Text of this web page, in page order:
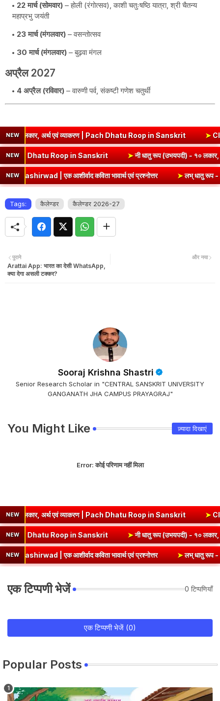
22 मार्च (सोमवार) – होली (रंगोत्सव), काशी चतुःषष्ठि यात्रा, श्री चैतन्य
महाप्रभु जयंती
23 मार्च (मंगलवार) – वसन्तोत्सव
30 मार्च (मंगलवार) – बुढ़वा मंगल
अप्रैल 2027
4 अप्रैल (रविवार) – वारुणी पर्व, संकष्टी गणेश चतुर्थी
NEWएवं व्याकरण | Pach Dhatu Roop in Sanskrit ➤Class 6
NEWअर्थ एवं व्याकरण | Hri Dhatu Roop in Sanskrit ➤नी धातु रूप
NEW
आशीर्वाद कविता भावार्थ एवं प्रश्नोत्तर ➤लभ् धातु रूप - १० लकार,
Tags: कैलेण्डर कैलेण्डर 2026-27
और नया
पुराने
Arattai App: भारत का देसी WhatsApp,
क्या देगा असली टक्कर?
Sooraj Krishna Shastri
Senior Research Scholar in "CENTRAL SANSKRIT UNIVERSITY
GANGANATH JHA CAMPUS PRAYAGRAJ"
You Might Like ज़्यादा दिखाएं
Error:कोई परिणाम नहीं मिला
NEWएवं व्याकरण | Pach Dhatu Roop in Sanskrit ➤Class 6
NEWअर्थ एवं व्याकरण | Hri Dhatu Roop in Sanskrit ➤नी धातु रूप
NEW
आशीर्वाद कविता भावार्थ एवं प्रश्नोत्तर ➤लभ् धातु रूप - १० लकार,
एक टिप्पणी भेजें 0 टिप्पणियाँ
एक टिप्पणी भेजें (0)
Popular Posts